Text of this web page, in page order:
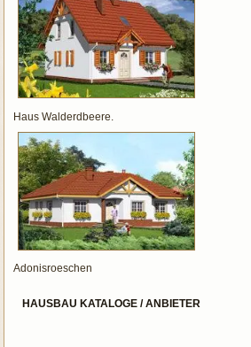
Haus Walderdbeere.
Adonisroeschen
HAUSBAU KATALOGE / ANBIETER